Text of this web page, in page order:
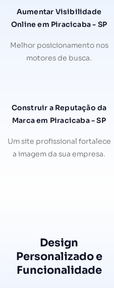
Aumentar Visibilidade
Online em Piracicaba - SP
Melhor posicionamento nos
motores de busca.
Construir a Reputação da
Marca em Piracicaba - SP
Um site profissional fortalece
a imagem da sua empresa.
Design
Personalizado e
Funcionalidade